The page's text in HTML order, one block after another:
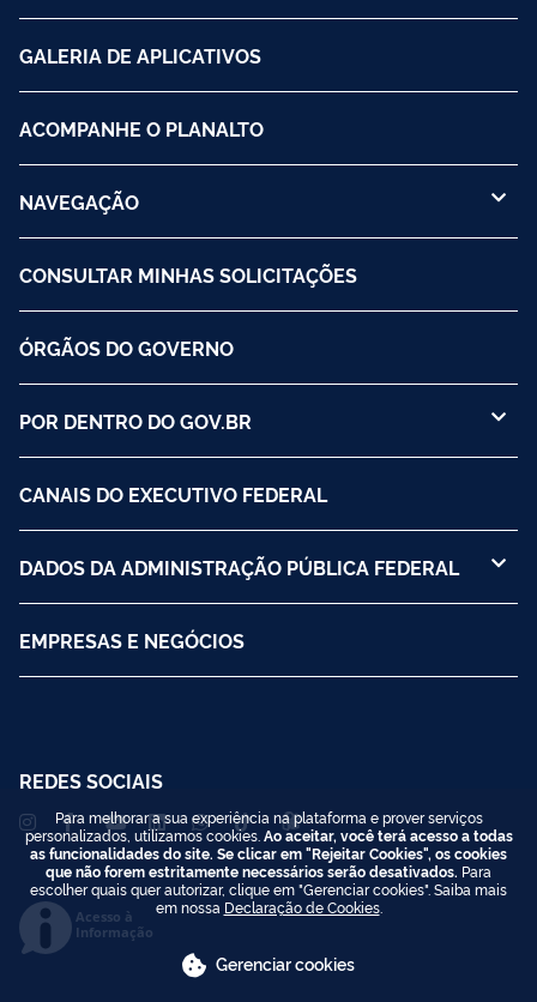
GALERIA DE APLICATIVOS
ACOMPANHE O PLANALTO
NAVEGAÇÃO
CONSULTAR MINHAS SOLICITAÇÕES
ÓRGÃOS DO GOVERNO
POR DENTRO DO GOV.BR
CANAIS DO EXECUTIVO FEDERAL
DADOS DA ADMINISTRAÇÃO PÚBLICA FEDERAL
EMPRESAS E NEGÓCIOS
REDES SOCIAIS
Acesso à
Informação
Para melhorar a sua experiência na plataforma e prover serviços
personalizados, utilizamos cookies. Ao aceitar, você terá acesso a todas
as funcionalidades do site. Se clicar em "Rejeitar Cookies", os cookies
que não forem estritamente necessários serão desativados. Para
escolher quais quer autorizar, clique em "Gerenciar cookies". Saiba mais
em nossa Declaração de Cookies.
Gerenciar cookies